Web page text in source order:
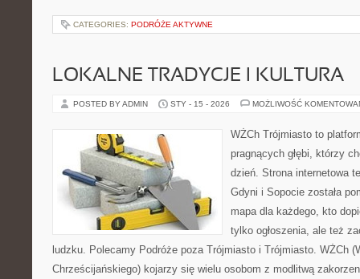
CATEGORIES: PODRÓŻE AKTYWNE
LOKALNE TRADYCJE I KULTURA
POSTED BY ADMIN STY - 15 - 2026 MOŻLIWOŚĆ
WŻCh Trójmiasto to
pragnących głębi, którzy
dzień. Strona internetowa
Gdyni i Sopocie została
mapa dla każdego, kto
tylko ogłoszenia, ale też
ludzku. Polecamy Podróże poza Trójmiasto i Trójmiasto. WŻCh
Chrześcijańskiego) kojarzy się wielu osobom z modlitwą